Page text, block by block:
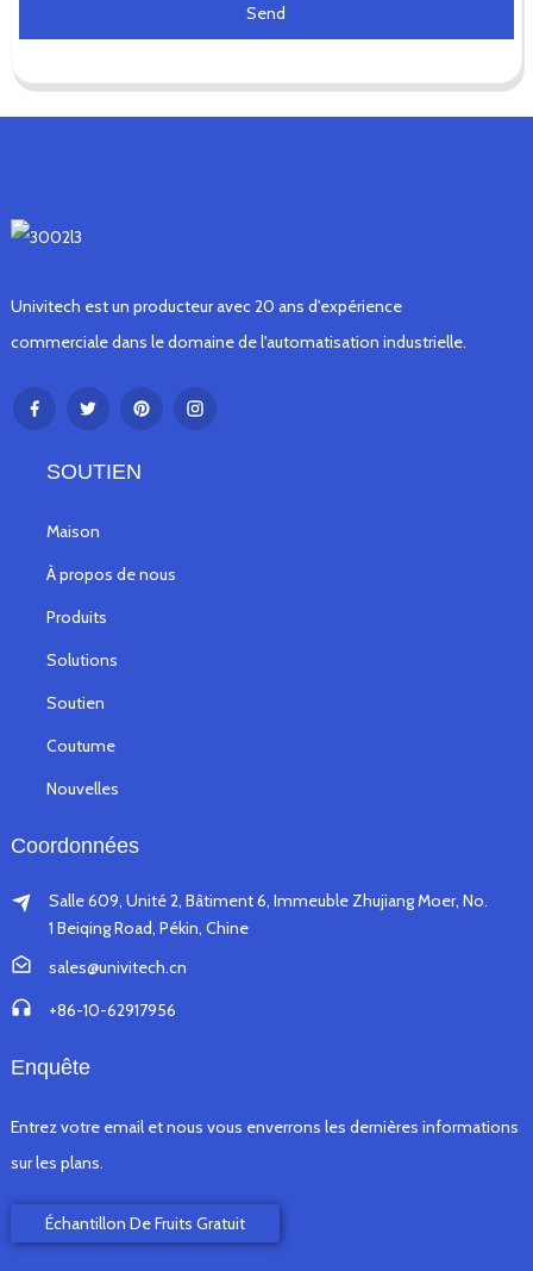
Send
Univitech est un producteur avec 20 ans d'expérience
commerciale dans le domaine de l'automatisation industrielle.
SOUTIEN
Maison
À propos de nous
Produits
Solutions
Soutien
Coutume
Nouvelles
Coordonnées
Salle 609, Unité 2, Bâtiment 6, Immeuble Zhujiang Moer, No.
1 Beiqing Road, Pékin, Chine
sales@univitech.cn
+86-10-62917956
Enquête
Entrez votre email et nous vous enverrons les dernières informations
sur les plans.
Échantillon De Fruits Gratuit